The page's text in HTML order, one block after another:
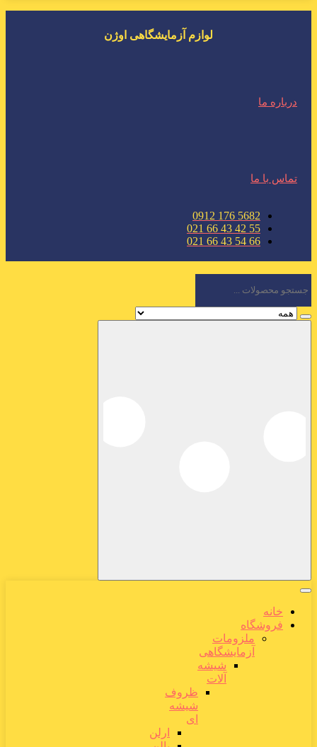
لوازم آزمایشگاهی اوژن
درباره ما
تماس با ما
5682 176 0912
55 42 43 66 021
66 54 43 66 021
خانه
فروشگاه
ملزومات
آزمایشگاهی
شیشه
آلات
ظروف
شیشه
ای
ارلن